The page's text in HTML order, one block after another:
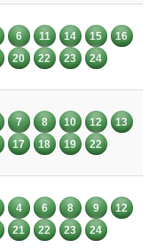
6 11 14 15
16
20 22 23 24
7 8 10 12
13
17 18 19 22
4 6 8 9
12
21 22 23 24